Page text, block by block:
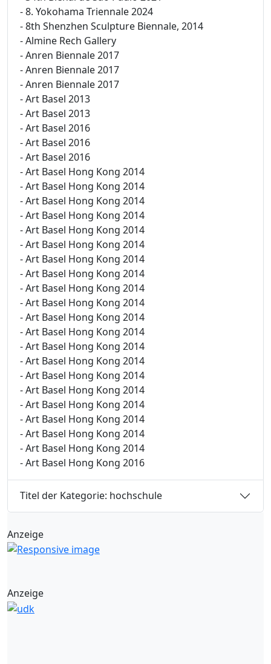
- 8. Yokohama Triennale 2024
- 8th Shenzhen Sculpture Biennale, 2014
- Almine Rech Gallery
- Anren Biennale 2017
- Anren Biennale 2017
- Anren Biennale 2017
- Art Basel 2013
- Art Basel 2013
- Art Basel 2016
- Art Basel 2016
- Art Basel 2016
- Art Basel Hong Kong 2014
- Art Basel Hong Kong 2014
- Art Basel Hong Kong 2014
- Art Basel Hong Kong 2014
- Art Basel Hong Kong 2014
- Art Basel Hong Kong 2014
- Art Basel Hong Kong 2014
- Art Basel Hong Kong 2014
- Art Basel Hong Kong 2014
- Art Basel Hong Kong 2014
- Art Basel Hong Kong 2014
- Art Basel Hong Kong 2014
- Art Basel Hong Kong 2014
- Art Basel Hong Kong 2014
- Art Basel Hong Kong 2014
- Art Basel Hong Kong 2014
- Art Basel Hong Kong 2014
- Art Basel Hong Kong 2014
- Art Basel Hong Kong 2014
- Art Basel Hong Kong 2014
- Art Basel Hong Kong 2016
Titel der Kategorie: hochschule
Anzeige
Anzeige